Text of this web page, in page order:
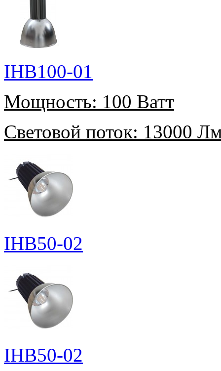
IHB100-01
Мощность: 100 Ватт
Световой поток: 13000
IHB50-02
IHB50-02